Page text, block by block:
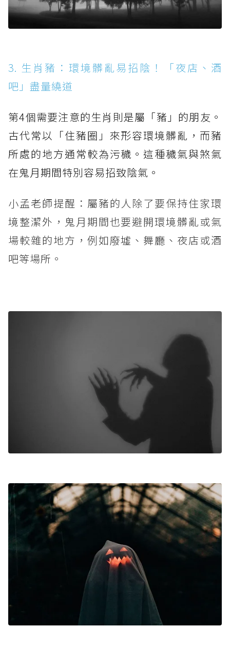
3. 生肖豬：環境髒亂易招陰！「夜店、酒
吧」盡量繞道
第4個需要注意的生肖則是屬「豬」的朋友。
古代常以「住豬圈」來形容環境髒亂，而豬
所處的地方通常較為污穢。這種穢氣與煞氣
在鬼月期間特別容易招致陰氣。
小孟老師提醒：屬豬的人除了要保持住家環
境整潔外，鬼月期間也要避開環境髒亂或氣
場較雜的地方，例如廢墟、舞廳、夜店或酒
吧等場所。